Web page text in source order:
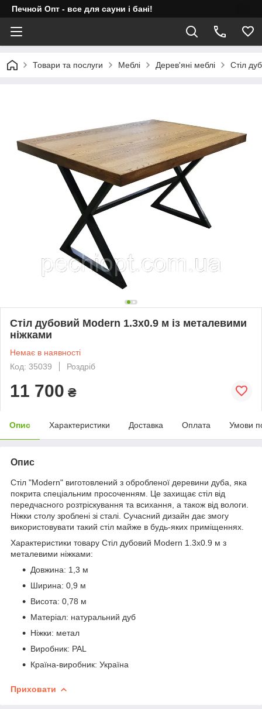
Печной Опт - все для сауни і бані!
Товари та послуги Меблі Дерев'яні меблі Стіл
Стіл дубовий Modern 1.3х0.9 м із металевими
ніжками
Немає в наявності
Код: 35039
Роздріб
11 700 ₴
Опис Характеристики Доставка Оплата Умови
Опис
Стіл "Modern" виготовлений з обробленої деревини дуба, яка
покрита спеціальним просоченням. Це захищає стіл від
передчасного розтріскування та всихання, а також від вологи.
Ніжки столу зроблені зі сталі. Сучасний дизайн дає змогу
використовувати такий стіл майже в будь-яких приміщеннях.
Характеристики товару Стіл дубовий Modern 1.3х0.9 м з
металевими ніжками:
Довжина: 1,3 м
Ширина: 0,9 м
Висота: 0,78 м
Матеріал: натуральний дуб
Ніжки: метал
Виробник: PAL
Країна-виробник: Україна
Приховати